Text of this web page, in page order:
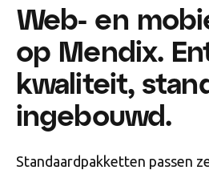
Web- en
op Mendix.
kwaliteit,
ingebouwd.
Standaardpakketten passen